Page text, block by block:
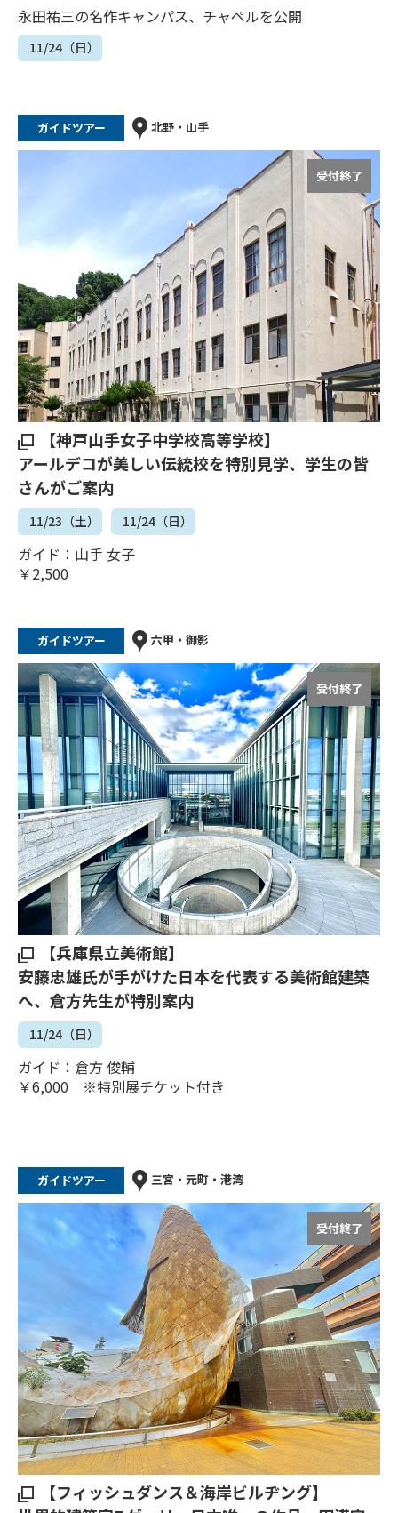
永田祐三の名作キャンパス、チャペルを公開
11/24（日）
ガイドツアー 北野・山手
受付終了
【神戸山手女子中学校高等学校】
アールデコが美しい伝統校を特別見学、学生の皆
さんがご案内
11/23（土） 11/24（日）
ガイド：山手 女子
￥2,500
ガイドツアー 六甲・御影
受付終了
【兵庫県立美術館】
安藤忠雄氏が手がけた日本を代表する美術館建築
へ、倉方先生が特別案内
11/24（日）
ガイド：倉方 俊輔
￥6,000 ※特別展チケット付き
ガイドツアー 三宮・元町・港湾
受付終了
【フィッシュダンス＆海岸ビルヂング】